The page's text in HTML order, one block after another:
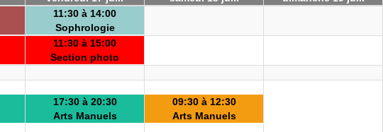
11:30 à 14:00
Sophrologie
11:30 à 15:00
Section photo
17:30 à 20:30
Arts Manuels
09:30 à 12:30
Arts Manuels